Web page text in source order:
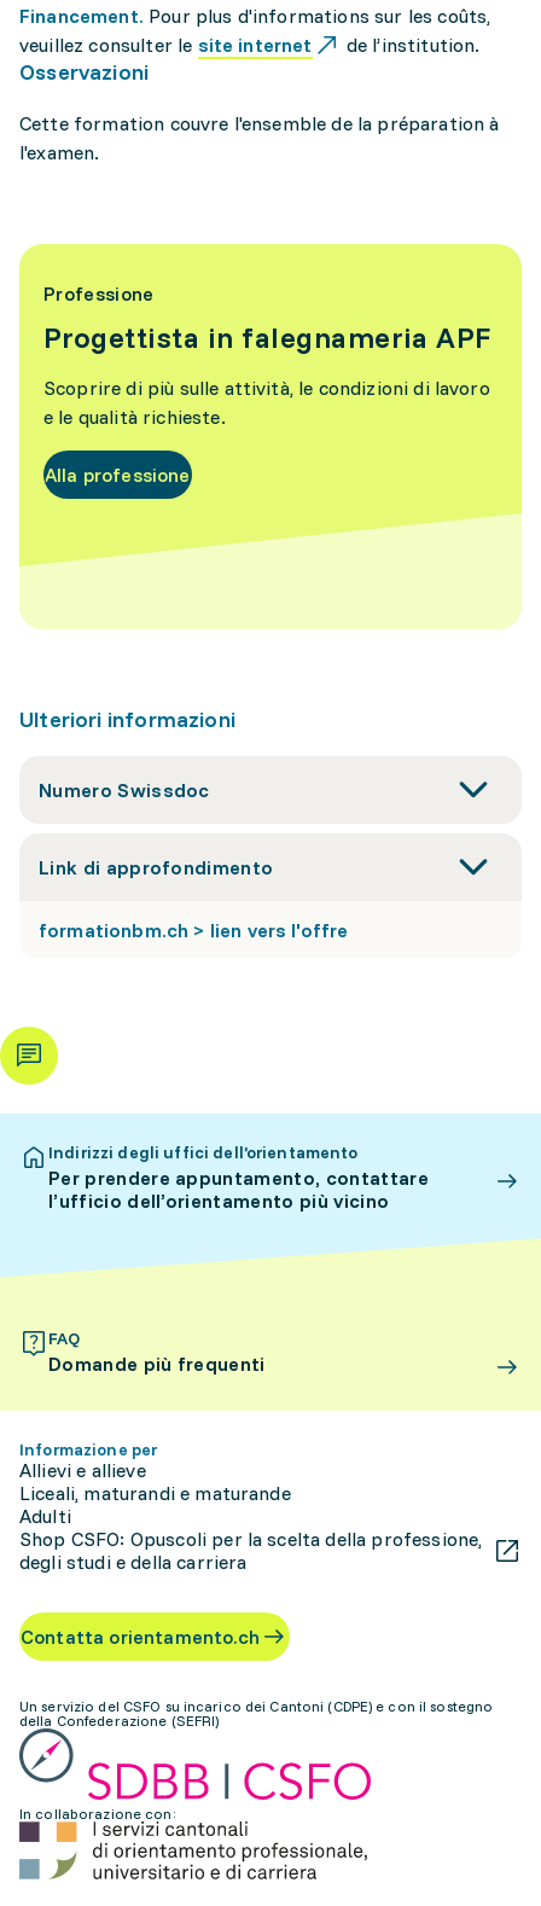
Financement. Pour plus d'informations sur les coûts,
veuillez consulter le site internet de l’institution.
Osservazioni
Cette formation couvre l'ensemble de la préparation à
l'examen.
Professione
Progettista in falegnameria APF
Scoprire di più sulle attività, le condizioni di lavoro
e le qualità richieste.
Alla professione
Ulteriori informazioni
Numero Swissdoc
Link di approfondimento
formationbm.ch > lien vers l'offre
Indirizzi degli uffici dell’orientamento
Per prendere appuntamento, contattare
l’ufficio dell’orientamento più vicino
FAQ
Domande più frequenti
Informazione per
Allievi e allieve
Liceali, maturandi e maturande
Adulti
Shop CSFO: Opuscoli per la scelta della professione,
degli studi e della carriera
Contatta orientamento.ch
Un servizio del CSFO su incarico dei Cantoni (CDPE) e con il sostegno
della Confederazione (SEFRI)
In collaborazione con: